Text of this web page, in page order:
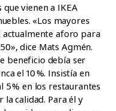
vienen a IKEA
«Los mayores
actualmente aforo para
dice Mats Agmén.
beneficio debía ser
el 10 %. Insistía en
% en los restaurantes
calidad. Para él y